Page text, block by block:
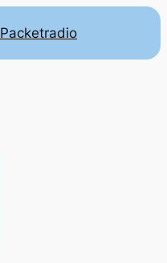
Packetradio